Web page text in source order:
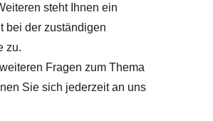
steht Ihnen ein
bei der zuständigen
zu.
Fragen zum Thema
Sie sich jederzeit an uns